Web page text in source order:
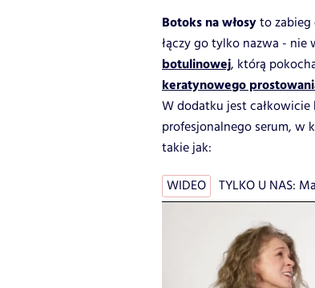
Botoks na włosyto
łączy go tylko nazwa - nie
botulinowej, którą
keratynowego
W dodatku jest całkowicie
profesjonalnego serum, w
takie jak:
WIDEO TYLKO U NAS: